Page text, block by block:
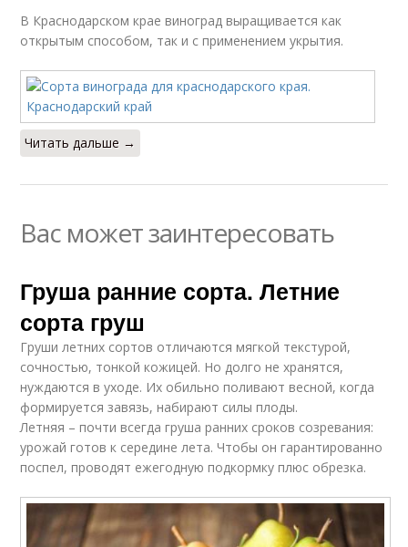
В Краснодарском крае виноград выращивается как
открытым способом, так и с применением укрытия.
Читать дальше →
Вас может заинтересовать
Груша ранние сорта. Летние
сорта груш
Груши летних сортов отличаются мягкой текстурой,
сочностью, тонкой кожицей. Но долго не хранятся,
нуждаются в уходе. Их обильно поливают весной, когда
формируется завязь, набирают силы плоды.
Летняя – почти всегда груша ранних сроков созревания:
урожай готов к середине лета. Чтобы он гарантированно
поспел, проводят ежегодную подкормку плюс обрезка.